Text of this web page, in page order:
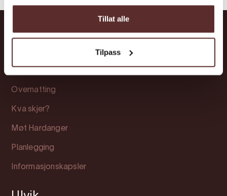
Tillat alle
Tilpass
Overnatting
Kva skjer?
Møt Hardanger
Planlegging
Informasjonskapsler